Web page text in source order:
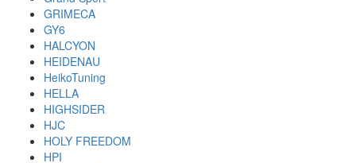
GRIMECA
GY6
HALCYON
HEIDENAU
HeikoTuning
HELLA
HIGHSIDER
HJC
HOLY FREEDOM
HPI